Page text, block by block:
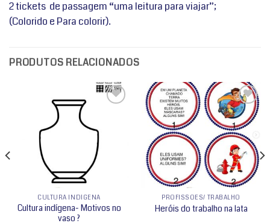
2 tickets de passagem “uma leitura para viajar”;
(Colorido e Para colorir).
PRODUTOS RELACIONADOS
Adicionar
a lista de
desejos
CULTURA INDÍGENA
Cultura indígena- Motivos no
vaso ?
Adicionar
a lista de
desejos
PROFISSÕES/ TRABALHO
Heróis do trabalho na lata